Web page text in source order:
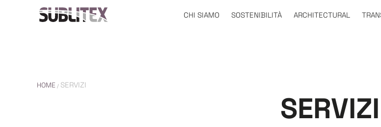
CHI SIAMO SOSTENIBILITÀ ARCHITECTURAL
HOME/ SERVIZI
SERVIZI